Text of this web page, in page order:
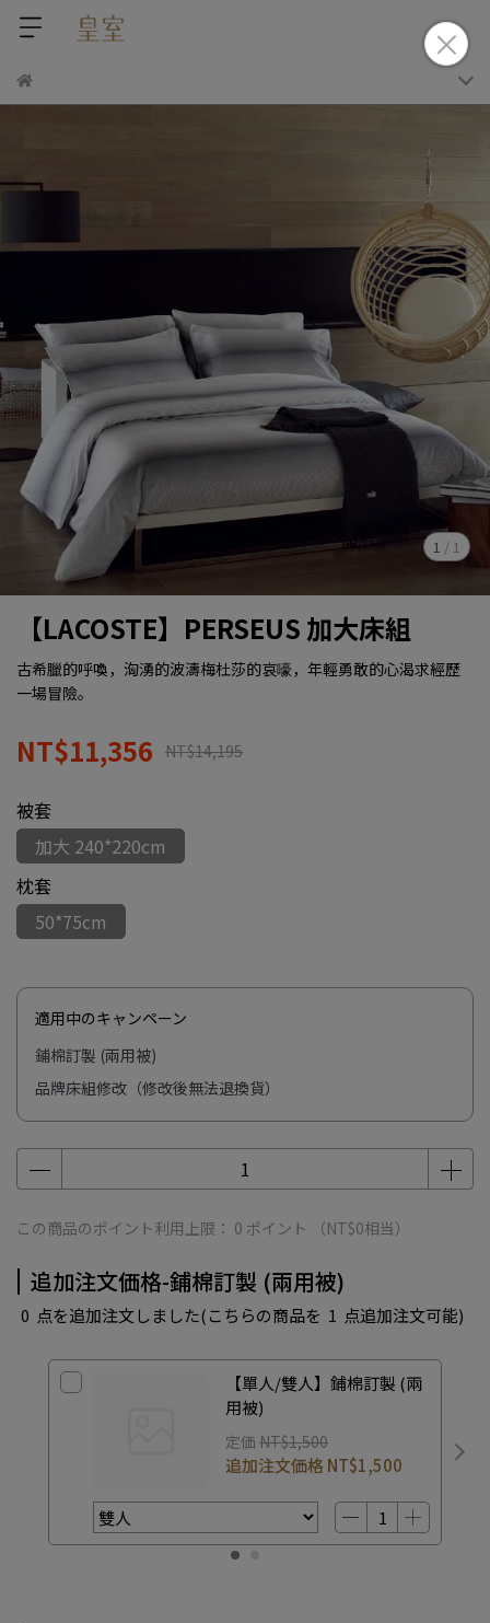
1 / 1
【LACOSTE】PERSEUS 加大床組
古希臘的呼喚，洶湧的波濤梅杜莎的哀嚎，年輕勇敢的心渴求經歷
一場冒險。
NT$11,356 NT$14,195
被套
加大 240*220cm
枕套
50*75cm
適用中のキャンペーン
鋪棉訂製 (兩用被)
品牌床組修改（修改後無法退換貨）
この商品のポイント利用上限： 0 ポイント （NT$0相当）
追加注文価格-鋪棉訂製 (兩用被)
0 点を追加注文しました(こちらの商品を 1 点追加注文可能)
【單人/雙人】鋪棉訂製 (兩
用被)
定価 NT$1,500
追加注文価格NT$1,500